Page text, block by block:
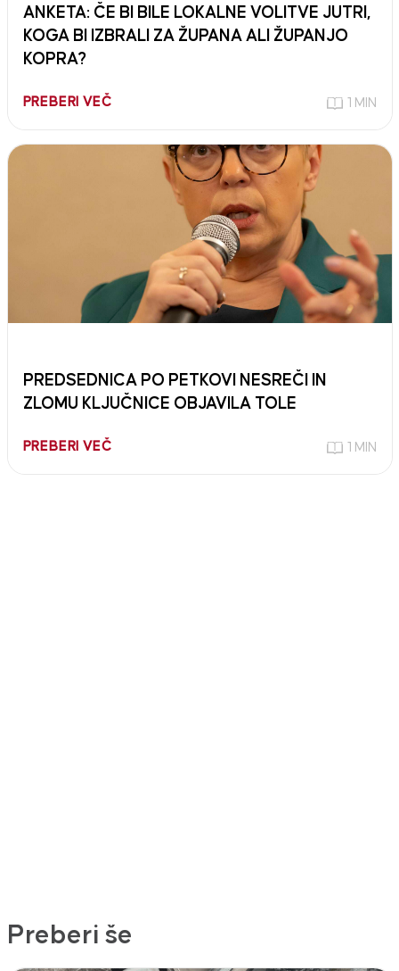
ANKETA: ČE BI BILE LOKALNE VOLITVE JUTRI,
KOGA BI IZBRALI ZA ŽUPANA ALI ŽUPANJO
KOPRA?
PREBERI VEČ 1 MIN
PREDSEDNICA PO PETKOVI NESREČI IN
ZLOMU KLJUČNICE OBJAVILA TOLE
PREBERI VEČ 1 MIN
Preberi še